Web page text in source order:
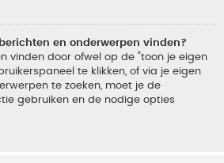
en onderwerpen vinden?
vinden door ofwel op de "toon je eigen
te klikken, of via je eigen
te zoeken, moet je de
gebruiken en de nodige opties